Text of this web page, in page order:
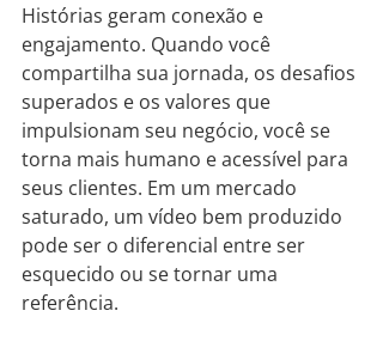
Histórias geram conexão e
engajamento. Quando você
compartilha sua jornada, os desafios
superados e os valores que
impulsionam seu negócio, você se
torna mais humano e acessível para
seus clientes. Em um mercado
saturado, um vídeo bem produzido
pode ser o diferencial entre ser
esquecido ou se tornar uma
referência.